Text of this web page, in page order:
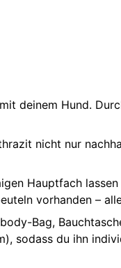
deinem Hund.
nicht nur
Hauptfach
vorhanden –
Bag,
sodass du ihn